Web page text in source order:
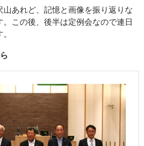
山あれど、記憶と画像を振り返りな
この後、後半は定例会なので連日